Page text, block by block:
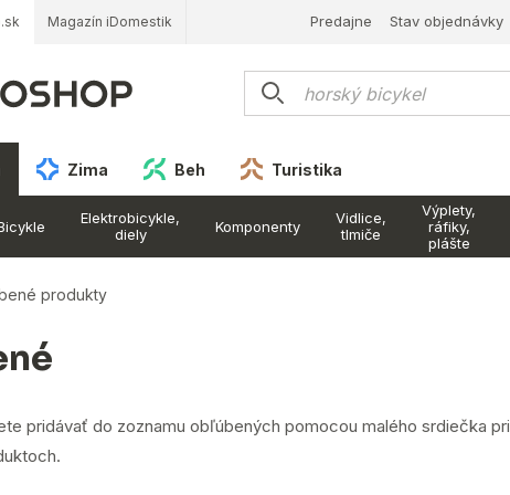
Magazín iDomestik Predajne Stav objednávky
Zima Beh Turistika
Elektrobicykle,
diely
Komponenty
Vidlice,
tlmiče
Výplety,
ráfiky,
plášte
produkty
pridávať do zoznamu obľúbených pomocou malého srdiečka pri